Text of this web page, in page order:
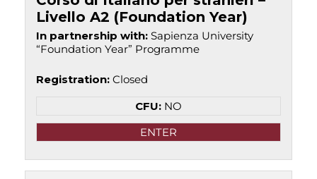
Livello A2 (Foundation Year)
In partnership with: Sapienza University
“Foundation Year” Programme
Registration: Closed
CFU: NO
ENTER